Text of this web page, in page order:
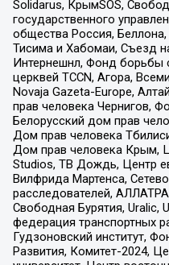
Solidarus, КрымSOS,
государственного
общества Россия,
Тисима и Хабомаи, Съезд
Интернешнл, Фонд борьбы
церквей TCCN, Агора,
Novaja Gazeta-Europe,
прав человека Чернигов,
Белорусский дом прав
Дом прав человека
Дом прав человека Крым,
Studios, ТВ Дождь, Центр
Вилфрида Мартенса,
расследователей,
Свободная Бурятия, Uralic,
федерация транспортных
Гудзоновский институт,
Развития, Комитет-2024,